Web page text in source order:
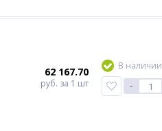
62 167.70
руб. за 1 шт
В наличии
-